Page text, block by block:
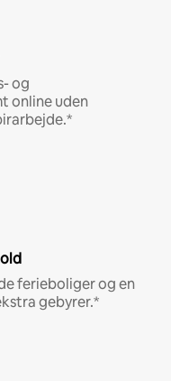
og
online uden
ferieboliger og en
gebyrer.*